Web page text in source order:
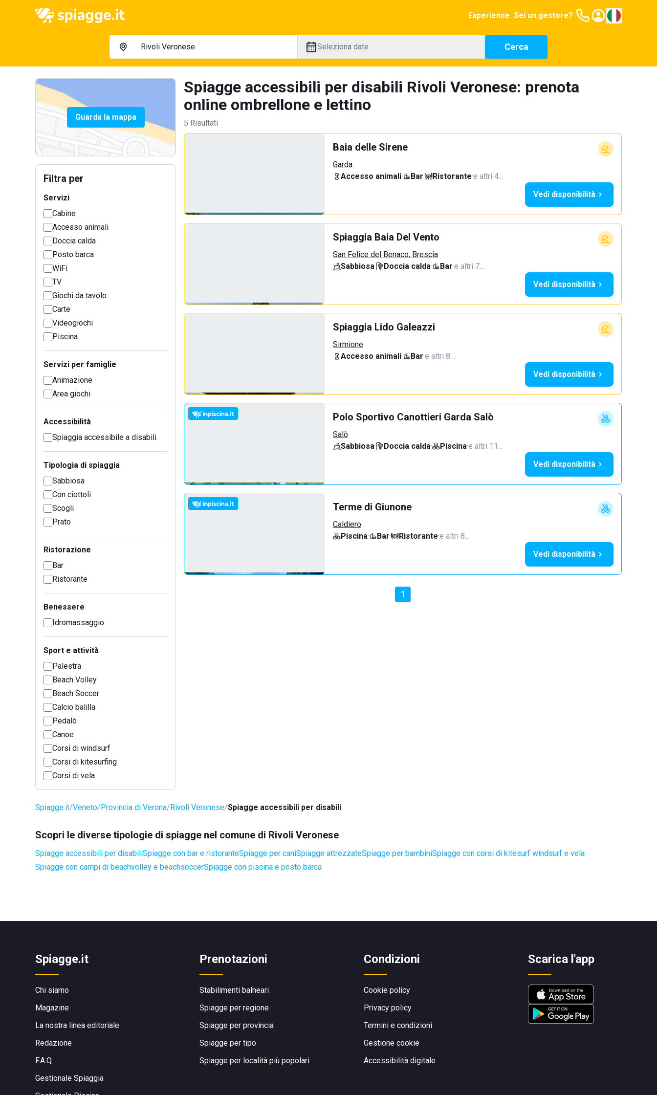
Experience Sei un gestore?
Seleziona date Cerca
Guarda la mappa
Filtra per
Servizi
Cabine
Accesso animali
Doccia calda
Posto barca
WiFi
TV
Giochi da tavolo
Carte
Videogiochi
Piscina
Servizi per famiglie
Animazione
Area giochi
Accessibilità
Spiaggia accessibile a disabili
Tipologia di spiaggia
Sabbiosa
Con ciottoli
Scogli
Prato
Ristorazione
Bar
Ristorante
Benessere
Idromassaggio
Sport e attività
Palestra
Beach Volley
Beach Soccer
Calcio balilla
Pedalò
Canoe
Corsi di windsurf
Corsi di kitesurfing
Corsi di vela
Spiagge accessibili per disabili Rivoli Veronese: prenota
online ombrellone e lettino
5 Risultati
Baia delle Sirene
Garda
Accesso animali· Bar· Ristorante·e altri 4…
Vedi disponibilità
Spiaggia Baia Del Vento
San Felice del Benaco, Brescia
Sabbiosa· Doccia calda· Bar·e altri 7…
Vedi disponibilità
Spiaggia Lido Galeazzi
Sirmione
Accesso animali· Bar·e altri 8…
Vedi disponibilità
Polo Sportivo Canottieri Garda Salò
Salò
Sabbiosa· Doccia calda· Piscina·e altri 11…
Vedi disponibilità
Terme di Giunone
Caldiero
Piscina· Bar· Ristorante·e altri 8…
Vedi disponibilità
1
Spiagge.it Veneto Provincia di Verona Rivoli Veronese Spiagge accessibili per disabili
Scopri le diverse tipologie di spiagge nel comune di Rivoli Veronese
Spiagge accessibili per disabiliSpiagge con bar e ristoranteSpiagge per caniSpiagge attrezzateSpiagge per bambiniSpiagge con corsi di kitesurf windsurf e vela
Spiagge con campi di beachvolley e beachsoccerSpiagge con piscina e posto barca
Spiagge.it
Chi siamo
Magazine
La nostra linea editoriale
Redazione
F.A.Q.
Gestionale Spiaggia
Prenotazioni
Stabilimenti balneari
Spiagge per regione
Spiagge per provincia
Spiagge per tipo
Spiagge per località più popolari
Condizioni
Cookie policy
Privacy policy
Termini e condizioni
Gestione cookie
Accessibilità digitale
Scarica l'app